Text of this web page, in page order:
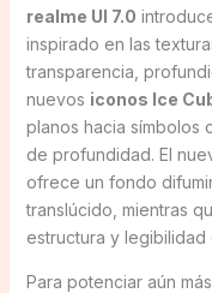
realme UI 7.0
inspirado en las
transparencia,
nuevos iconos Ice
planos hacia símbolos
de profundidad. El
ofrece un fondo
translúcido, mientras
estructura y legibilidad
Para potenciar aún